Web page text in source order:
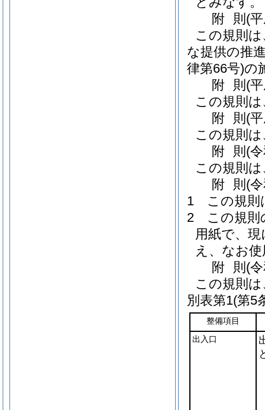
附 則 (
この規則
な提供の推
律第66号)の
附 則 (
この規則
附 則 (
この規則
附 則 (
この規則
附 則 (
1
この規則
2
この規則
用紙で、
え、なお
附 則 (
この規則
別表第1(第5
整備項目
出入口